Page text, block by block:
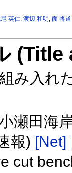
尾 英仁,渡辺 和明 ,面 将道
み入れ
瀬田海
報) [Net]
cut